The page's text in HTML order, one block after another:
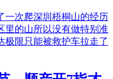
一次爬深圳梧桐山的经历
里的山所以没有做特别准
极限只能被救护车拉走了